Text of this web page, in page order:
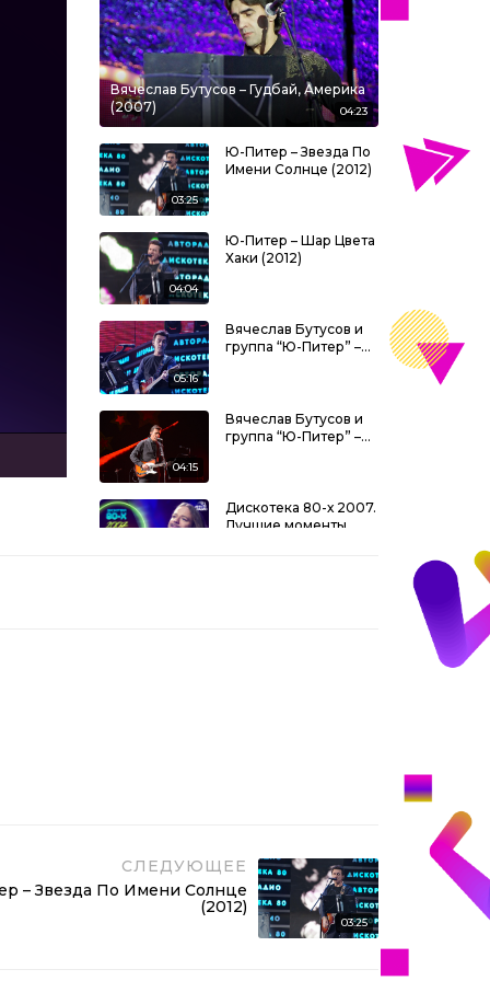
04:23
Вячеслав Бутусов – Гудбай, Америка
(2007)
03:25
Ю-Питер – Звезда По
Имени Солнце (2012)
04:04
Ю-Питер – Шар Цвета
Хаки (2012)
05:16
Вячеслав Бутусов и
группа “Ю-Питер” –
04:15
Вячеслав Бутусов и
группа “Ю-Питер” –
Дискотека 80-х 2007.
Лучшие моменты
СЛЕДУЮЩЕЕ
– Звезда По Имени Солнце
(2012)
03:25